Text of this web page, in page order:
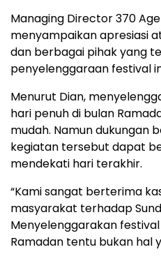
Managing Director370
menyampaikanapresiasi
dan berbagai pihakyang
penyelenggaraan festival
Menurut Dian,
hari penuhdi bulan
mudah. Namundukungan
kegiatan tersebut dapat
mendekati hari terakhir.
“Kamisangat berterima
masyarakat terhadap
Menyelenggarakan festival
Ramadan tentu bukan hal